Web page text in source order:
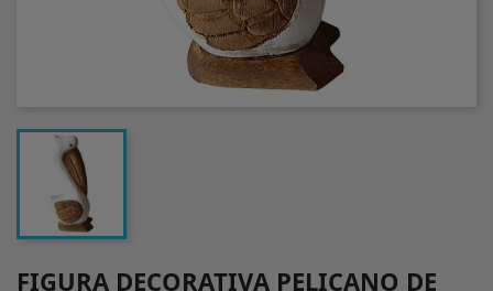
FIGURA DECORATIVA PELICANO DE